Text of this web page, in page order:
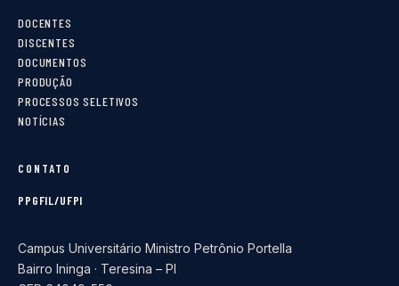
DOCENTES
DISCENTES
DOCUMENTOS
PRODUÇÃO
PROCESSOS SELETIVOS
NOTÍCIAS
CONTATO
PPGFIL/UFPI
Campus Universitário Ministro Petrônio Portella
Bairro Ininga · Teresina – PI